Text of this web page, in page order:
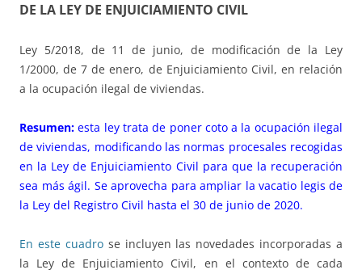
DE LA LEY DE ENJUICIAMIENTO CIVIL
Ley 5/2018, de 11 de junio, de modificación de la Ley
1/2000, de 7 de enero, de Enjuiciamiento Civil, en relación
a la ocupación ilegal de viviendas.
Resumen: esta ley trata de poner coto a la ocupación ilegal
de viviendas, modificando las normas procesales recogidas
en la Ley de Enjuiciamiento Civil para que la recuperación
sea más ágil. Se aprovecha para ampliar la vacatio legis de
la Ley del Registro Civil hasta el 30 de junio de 2020.
En este cuadrose incluyen las novedades incorporadas a
la Ley de Enjuiciamiento Civil, en el contexto de cada